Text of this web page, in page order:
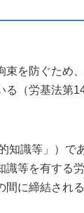
を防ぐため
（労基法第14
識等」）で
等を有する
間に締結され